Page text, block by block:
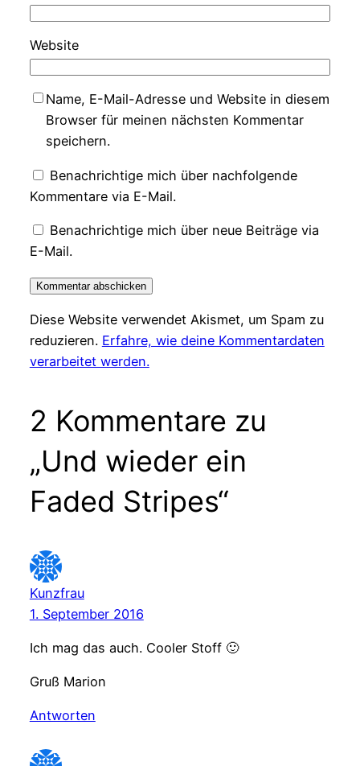
Website
Name, E-Mail-Adresse und Website in diesem
Browser für meinen nächsten Kommentar
speichern.
Benachrichtige mich über nachfolgende
Kommentare via E-Mail.
Benachrichtige mich über neue Beiträge via
E-Mail.
Diese Website verwendet Akismet, um Spam zu
reduzieren. Erfahre, wie deine Kommentardaten
verarbeitet werden.
2 Kommentare zu
„Und wieder ein
Faded Stripes“
Kunzfrau
1. September 2016
Ich mag das auch. Cooler Stoff 🙂
Gruß Marion
Antworten